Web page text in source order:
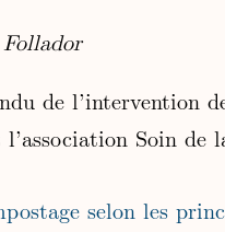
de l’intervention
l’association Soin de
selon les